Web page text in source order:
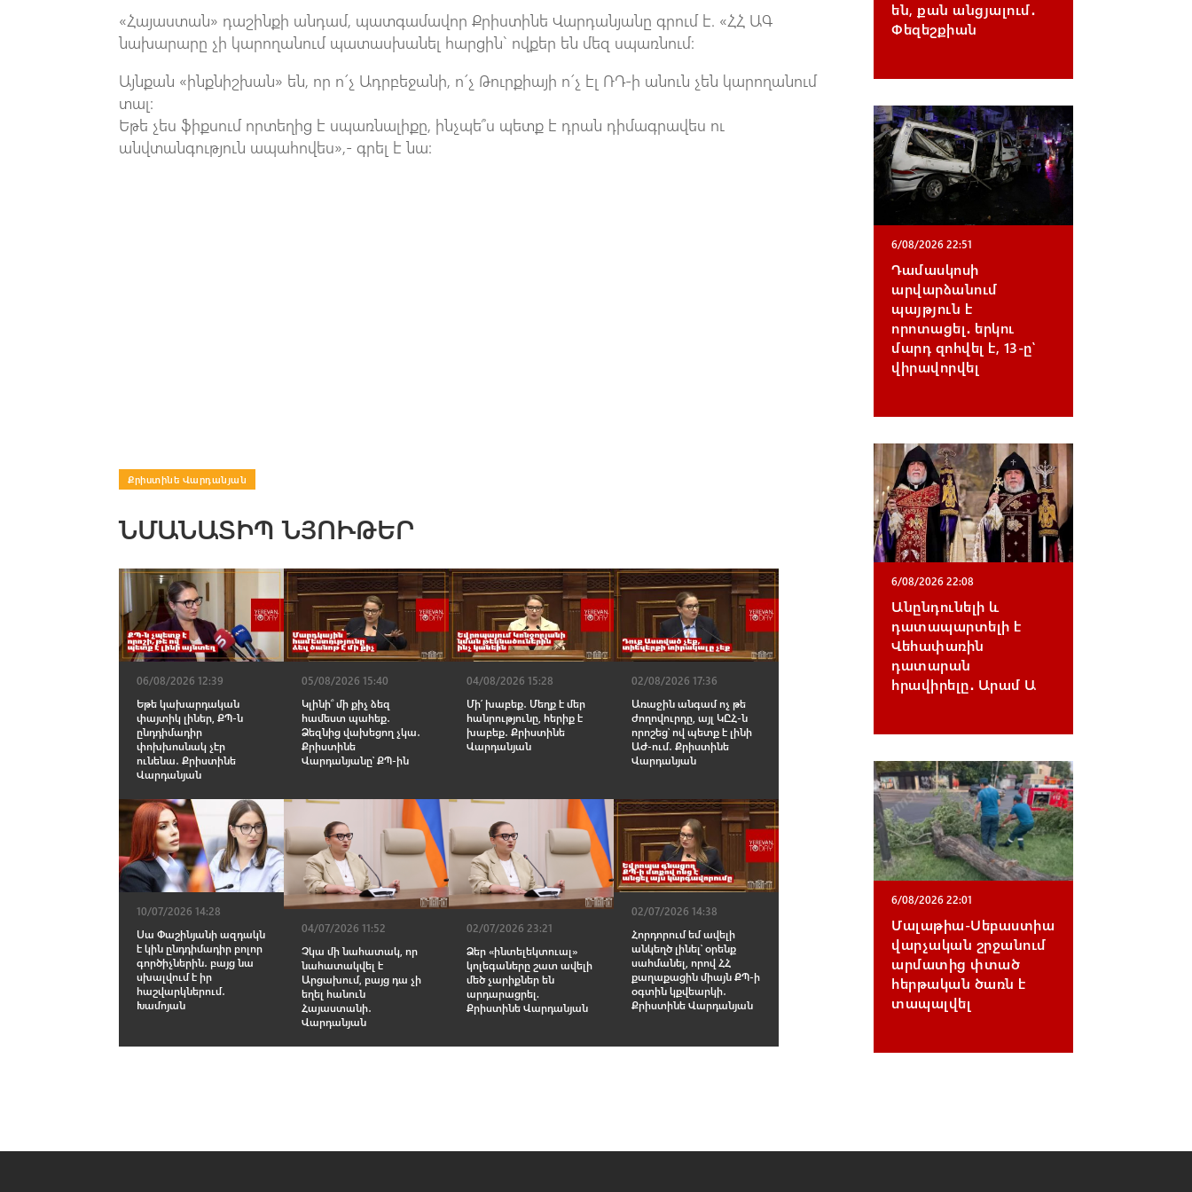
«Հայաստան» դաշինքի անդամ, պատգամավոր Քրիստինե Վարդանյանը գրում է. «ՀՀ ԱԳ
նախարարը չի կարողանում պատասխանել հարցին` ովքեր են մեզ սպառնում:
Այնքան «ինքնիշխան» են, որ ո´չ Ադրբեջանի, ո´չ Թուրքիայի ո´չ էլ ՌԴ-ի անուն չեն կարողանում
տալ:
Եթե չես ֆիքսում որտեղից է սպառնալիքը, ինչպե՞ս պետք է դրան դիմագրավես ու
անվտանգություն ապահովես»,- գրել է նա:
Քրիստինե Վարդանյան
ՆՄԱՆԱՏԻՊ ՆՅՈՒԹԵՐ
06/08/2026 12:39
Եթե կախարդական
փայտիկ լիներ, ՔՊ-ն
ընդդիմադիր
փոխխոսնակ չէր
ունենա․ Քրիստինե
Վարդանյան
05/08/2026 15:40
Կլինի՞ մի քիչ ձեզ
համեստ պահեք․
Ձեզնից վախեցող չկա․
Քրիստինե
Վարդանյանը՝ ՔՊ-ին
04/08/2026 15:28
Մի՛ խաբեք․ Մեղք է մեր
հանրությունը, հերիք է
խաբեք․ Քրիստինե
Վարդանյան
02/08/2026 17:36
Առաջին անգամ ոչ թե
ժողովուրդը, այլ ԿԸՀ-ն
որոշեց՝ ով պետք է լինի
ԱԺ-ում․ Քրիստինե
Վարդանյան
10/07/2026 14:28
Սա Փաշինյանի ազդակն
է կին ընդդիմադիր բոլոր
գործիչներին․ բայց նա
սխալվում է իր
հաշվարկներում․
Խամոյան
04/07/2026 11:52
Չկա մի նահատակ, որ
նահատակվել է
Արցախում, բայց դա չի
եղել հանուն
Հայաստանի․
Վարդանյան
02/07/2026 23:21
Ձեր «ինտելեկտուալ»
կոլեգաները շատ ավելի
մեծ չարիքներ են
արդարացրել.
Քրիստինե Վարդանյան
02/07/2026 14:38
Հորդորում եմ ավելի
անկեղծ լինել՝ օրենք
սահմանել, որով ՀՀ
քաղաքացին միայն ՔՊ-ի
օգտին կքվեարկի․
Քրիստինե Վարդանյան
են, քան անցյալում․
Փեզեշքիան
6/08/2026 22:51
Դամասկոսի
արվարձանում
պայթյուն է
որոտացել․ երկու
մարդ զոհվել է, 13-ը՝
վիրավորվել
6/08/2026 22:08
Անընդունելի և
դատապարտելի է
Վեհափառին
դատարան
հրավիրելը․ Արամ Ա
6/08/2026 22:01
Մալաթիա-Սեբաստիա
վարչական շրջանում
արմատից փտած
հերթական ծառն է
տապալվել